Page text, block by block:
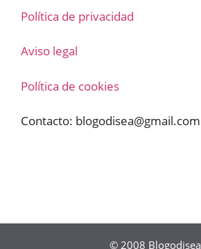
Política de privacidad
Aviso legal
Política de cookies
Contacto: blogodisea@gmail.com
© 2008 Blogodisea